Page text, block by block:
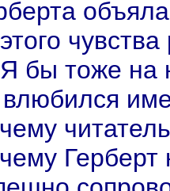
бы тоже на
Герберт